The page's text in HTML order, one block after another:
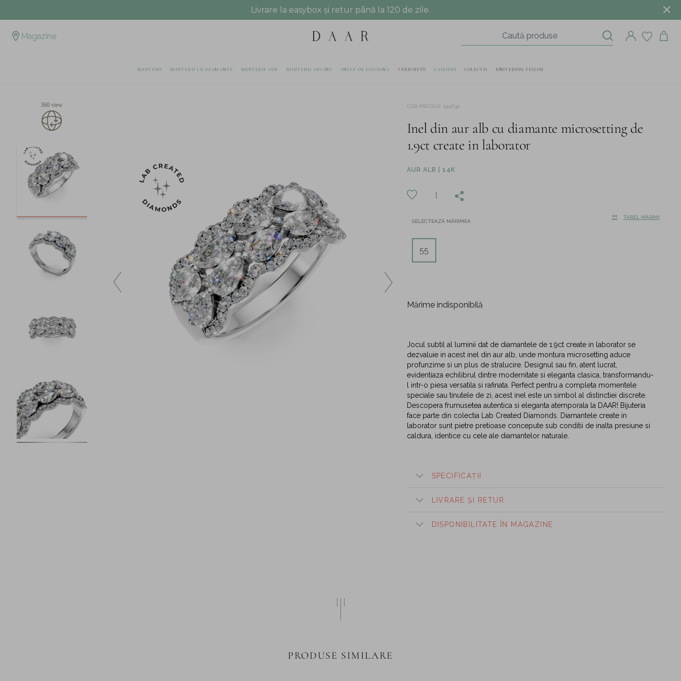
Livrare la easybox și retur până la 120 de zile.
Magazine
BIJUTERII BIJUTERII CU DIAMANTE BIJUTERII AUR BIJUTERII ARGINT INELE DE LOGODNA VERIGHETE CADOURI COLECTII UNIVERSUL TEILOR
360 view COD PRODUS: 194630
Inel din aur alb cu diamante microsetting de
1.9ct create in laborator
AUR ALB | 14K
SELECTEAZĂ MĂRIMEA
TABEL MĂRIMI
55
Mărime indisponibilă
Jocul subtil al luminii dat de diamantele de 1.9ct create in laborator se
dezvaluie in acest inel din aur alb, unde montura microsetting aduce
profunzime si un plus de stralucire. Designul sau fin, atent lucrat,
evidentiaza echilibrul dintre modernitate si eleganta clasica, transformandu-
l intr-o piesa versatila si rafinata. Perfect pentru a completa momentele
speciale sau tinutele de zi, acest inel este un simbol al distinctiei discrete.
Descopera frumusetea autentica si eleganta atemporala la DAAR! Bijuteria
face parte din colectia Lab Created Diamonds. Diamantele create in
laborator sunt pietre pretioase concepute sub conditii de inalta presiune si
caldura, identice cu cele ale diamantelor naturale.
SPECIFICAȚII
LIVRARE ȘI RETUR
DISPONIBILITATE ÎN MAGAZINE
PRODUSE SIMILARE